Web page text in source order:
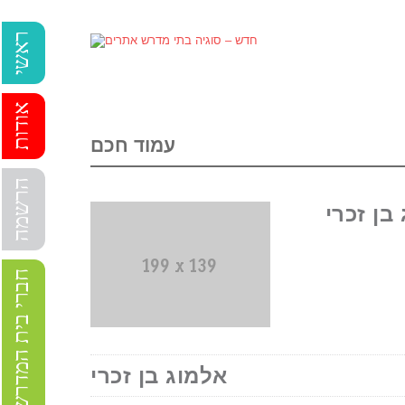
ראשי
אודות
הרשמה
חברי בית המדרש
עמוד חכם
זכרי
אלמוג בן זכרי